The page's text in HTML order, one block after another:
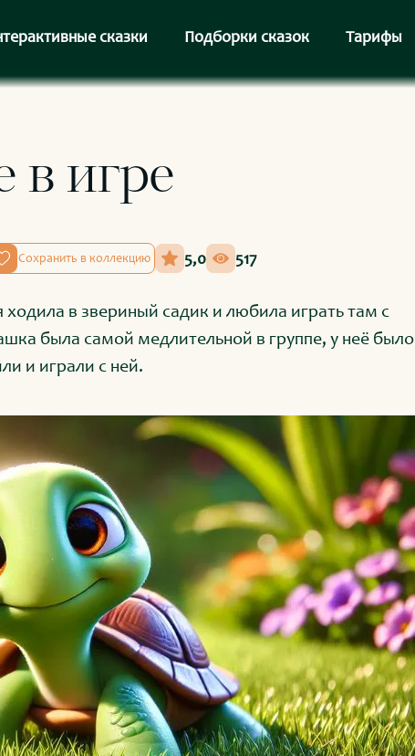
сказки Подборки сказок Тарифы
в игре
Сохранить в коллекцию 5,0 517
в звериный садик и любила играть там с
была самой медлительной в группе, у неё было
и играли с ней.